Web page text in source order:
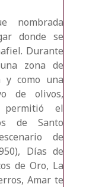
nombrada
donde se
Durante
zona de
y como una
de olivos,
el
de Santo
de
Días de
de Oro, La
Amar te